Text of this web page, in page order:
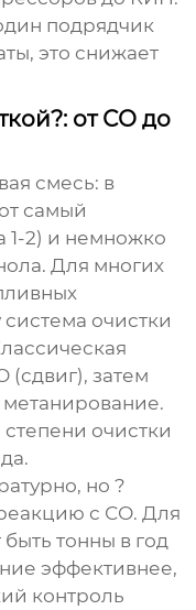
подрядчик
это снижает
от СО до
смесь: в
самый
1-2) и немножко
Для многих
очистки
(сдвиг), затем
очистки
но ?
с СО. Для
тонны в год
эффективнее,
контроль